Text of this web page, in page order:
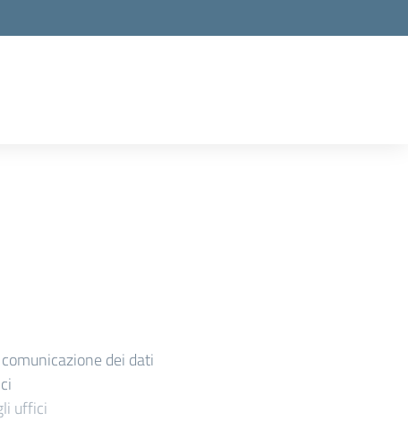
dei dati
uffici